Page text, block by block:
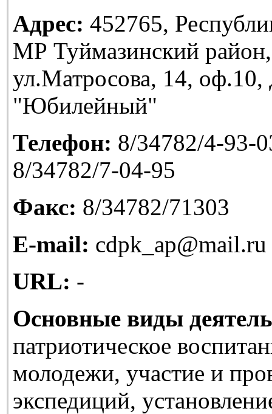
Адрес: 452765,
МР Туймазинский
ул.Матросова, 14,
"Юбилейный"
Телефон: 8/34782/4-93-
8/34782/7-04-95
Факс: 8/34782/71303
E-mail: cdpk_ap@mail.ru
URL: -
Основные виды
патриотическое
молодежи, участие и
экспедиций,